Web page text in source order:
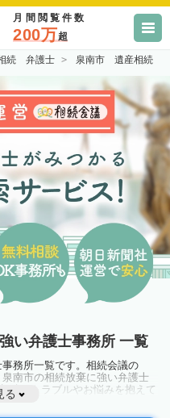
月間閲覧件数
200万超
続 弁護士 泉南市 遺産相続
い弁護士事務所 一覧
務所一覧です。相続会議の
南市の相続放棄に強い弁護士
続のトラブルやお悩みを抱えて
ましょう。
る